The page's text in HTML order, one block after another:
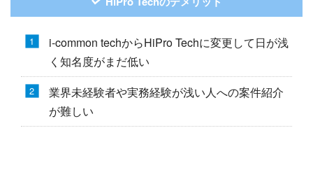
i-common techからHiPro Techに変更して日が浅
く知名度がまだ低い
業界未経験者や実務経験が浅い人への案件紹介
が難しい